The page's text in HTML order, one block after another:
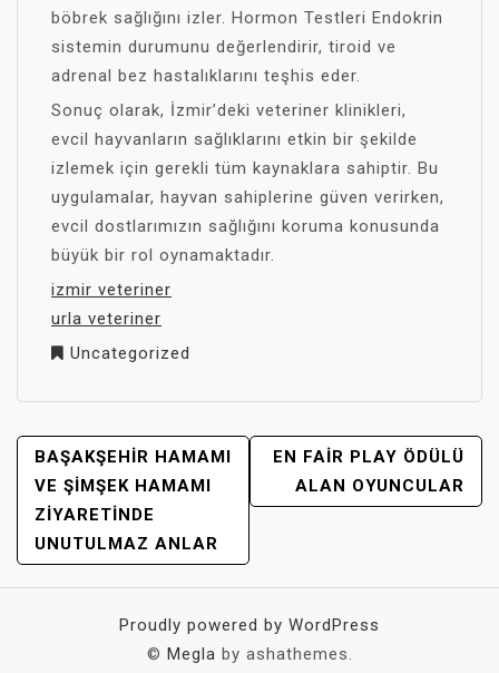
böbrek sağlığını izler. Hormon Testleri Endokrin
sistemin durumunu değerlendirir, tiroid ve
adrenal bez hastalıklarını teşhis eder.
Sonuç olarak, İzmir’deki veteriner klinikleri,
evcil hayvanların sağlıklarını etkin bir şekilde
izlemek için gerekli tüm kaynaklara sahiptir. Bu
uygulamalar, hayvan sahiplerine güven verirken,
evcil dostlarımızın sağlığını koruma konusunda
büyük bir rol oynamaktadır.
izmir veteriner
urla veteriner
Uncategorized
YAZI
GEZINMESI
BAŞAKŞEHIR HAMAMI
VE ŞIMŞEK HAMAMI
ZIYARETINDE
UNUTULMAZ ANLAR
EN FAIR PLAY ÖDÜLÜ
ALAN OYUNCULAR
Proudly powered by WordPress
© Megla by ashathemes.